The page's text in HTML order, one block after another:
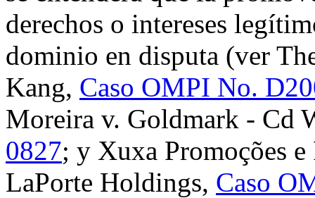
derechos o intereses
dominio en disputa (ver
Kang, Caso OMPI No.
Moreira v. Goldmark - Cd
0827; y Xuxa Promoções
LaPorte Holdings, Caso